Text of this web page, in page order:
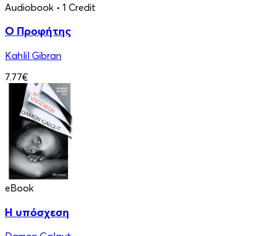
Audiobook • 1 Credit
Ο Προφήτης
Kahlil Gibran
7.77€
eBook
Η υπόσχεση